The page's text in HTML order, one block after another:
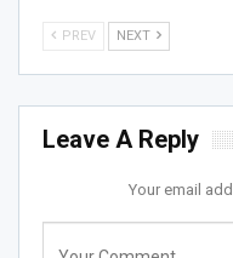
PREV NEXT
Leave A Reply
Your email